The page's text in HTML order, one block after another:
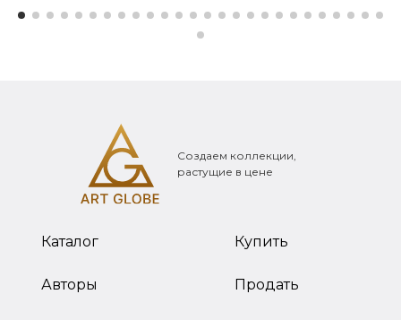
Создаем коллекции,
растущие в цене
Каталог
Авторы
Купить
Продать